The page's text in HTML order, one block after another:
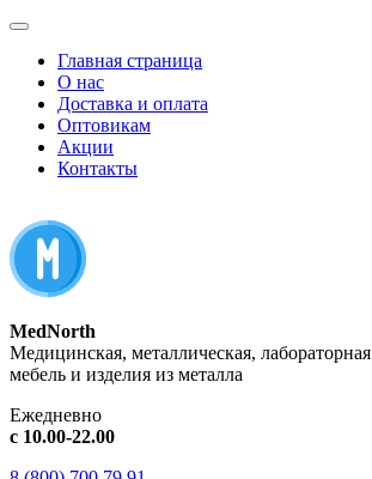
Главная страница
О нас
Доставка и оплата
Оптовикам
Акции
Контакты
MedNorth
Медицинская, металлическая, лабораторная
мебель и изделия из металла
Ежедневно
с 10.00-22.00